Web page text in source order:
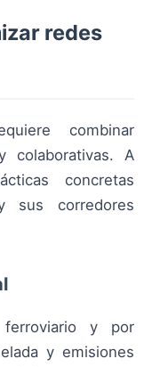
redes
combinar
colaborativas. A
concretas
sus corredores
ferroviario y por
y emisiones